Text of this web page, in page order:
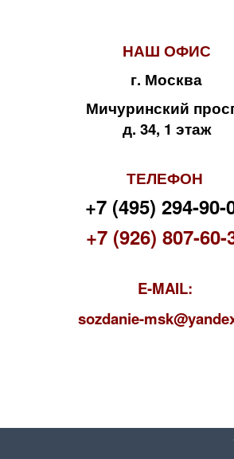
НАШ ОФИС
г. Москва
Мичуринский
д. 34, 1 этаж
ТЕЛЕФОН
+7 (495) 294-90-
+7 (926) 807-60-
E-MAIL:
sozdanie-